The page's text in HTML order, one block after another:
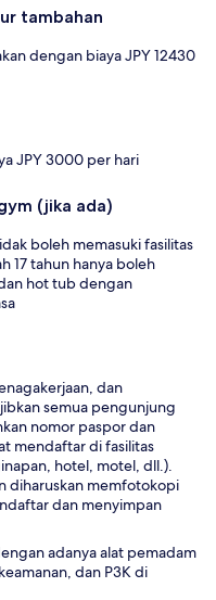
tambahan
dengan biaya JPY 12430
JPY 3000 per hari
(jika ada)
boleh memasuki fasilitas
17 tahun hanya boleh
hot tub dengan
dan
semua pengunjung
nomor paspor dan
mendaftar di fasilitas
hotel, motel, dll.).
diharuskan memfotokopi
dan menyimpan
adanya alat pemadam
dan P3K di